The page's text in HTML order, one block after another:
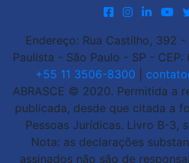
Endereço: Rua Castilho, 392
Paulista - São Paulo - SP -
+55 11 3506-8300
ABRASCE © 2020. Permitida a
publicada, desde que citada a
Pessoas Jurídicas. Livro B-3,
Nota: as declarações
assinados não são de